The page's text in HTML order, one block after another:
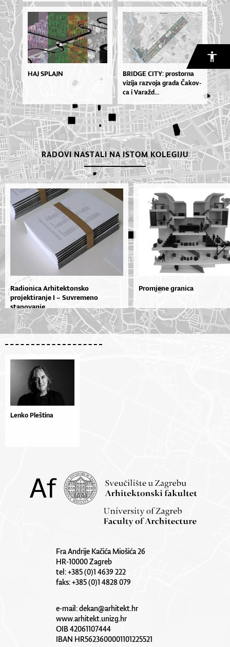
HAJ SPLAJN
BRID­GE CI­TY: pros­tor­na
vi­zi­ja ra­zvo­ja gra­da Ča­kov­
ca i Va­ra­žd...
RADOVI NASTALI NA ISTOM KOLEGIJU
Radionica Arhitektonsko
projektiranje I – Suvremeno
stanovanje...
Promjene granica
Lenko Pleština
Fra Andrije Kačića Miošića 26
HR-10000 Zagreb
tel: +385 (0)1 4639 222
faks: +385 (0)1 4828 079
e-mail:dekan@arhitekt.hr
www.arhitekt.unizg.hr
OIB 42061107444
IBAN HR5623600001101225521